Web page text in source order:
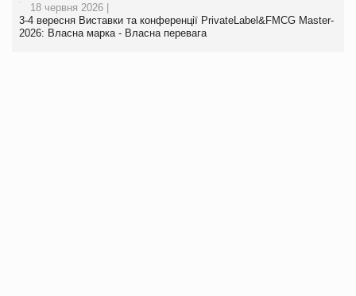
18 червня 2026 |
3-4 вересня Виставки та конференції PrivateLabel&FMCG Master-
2026: Власна марка - Власна перевага